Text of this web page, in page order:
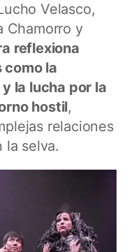
Velasco,
Chamorro y
reflexiona
como la
la lucha por la
hostil,
relaciones
la selva.